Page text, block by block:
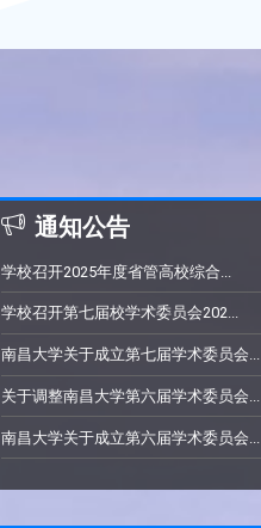
通知公告
学校召开2025年度省管高校综合...
学校召开第七届校学术委员会202...
南昌大学关于成立第七届学术委员会...
关于调整南昌大学第六届学术委员会...
南昌大学关于成立第六届学术委员会...